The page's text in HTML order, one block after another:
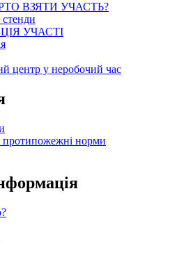
ВЗЯТИ УЧАСТЬ?
стенди
УЧАСТІ
центр у неробочий час
протипожежні норми